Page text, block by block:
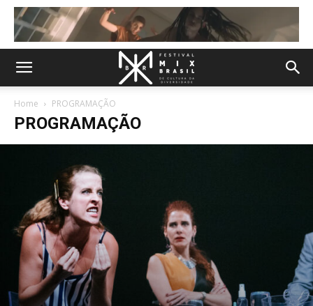
Home PROGRAMAÇÃO
PROGRAMAÇÃO